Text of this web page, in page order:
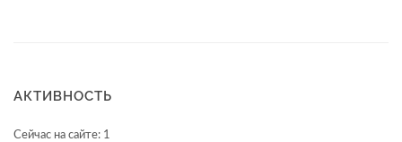
АКТИВНОСТЬ
Сейчас на сайте: 1